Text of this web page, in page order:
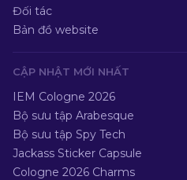
Đối tác
Bản đồ website
CẬP NHẬT MỚI NHẤT
IEM Cologne 2026
Bộ sưu tập Arabesque
Bộ sưu tập Spy Tech
Jackass Sticker Capsule
Cologne 2026 Charms